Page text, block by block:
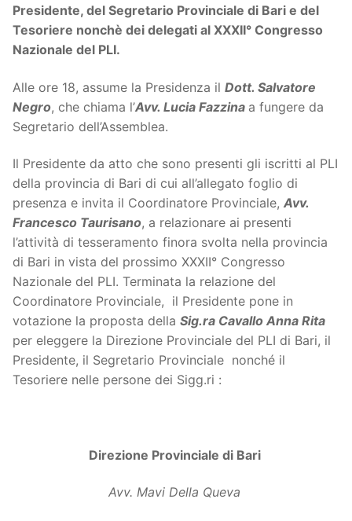
Presidente, del Segretario Provinciale di Bari e del
Tesoriere nonchè dei delegati al XXXII° Congresso
Nazionale del PLI.
Alle ore 18, assume la Presidenza il Dott. Salvatore
Negro, che chiama l’Avv. Lucia Fazzina a fungere da
Segretario dell’Assemblea.
Il Presidente da atto che sono presenti gli iscritti al PLI
della provincia di Bari di cui all’allegato foglio di
presenza e invita il Coordinatore Provinciale, Avv.
Francesco Taurisano, a relazionare ai presenti
l’attività di tesseramento finora svolta nella provincia
di Bari in vista del prossimo XXXII° Congresso
Nazionale del PLI. Terminata la relazione del
Coordinatore Provinciale, il Presidente pone in
votazione la proposta della Sig.ra Cavallo Anna Rita
per eleggere la Direzione Provinciale del PLI di Bari, il
Presidente, il Segretario Provinciale nonché il
Tesoriere nelle persone dei Sigg.ri :
Direzione Provinciale di Bari
Avv. Mavi Della Queva